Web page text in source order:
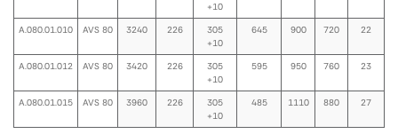
+10
A.080.01.010 AVS 80 3240 226
305
+10
645 900 720 22
A.080.01.012 AVS 80 3420 226
305
+10
595 950 760 23
A.080.01.015 AVS 80 3960 226
305
+10
485 1110 880 27